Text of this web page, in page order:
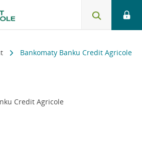
Bankomaty Banku Credit Agricole
Credit Agricole